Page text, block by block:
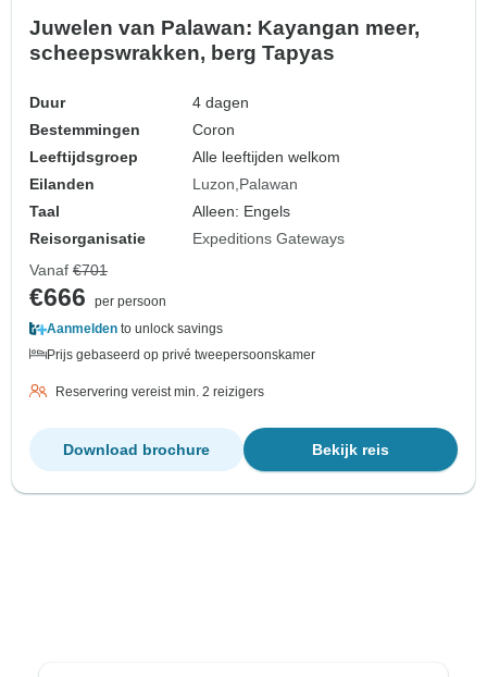
Juwelen van Palawan: Kayangan meer,
scheepswrakken, berg Tapyas
Duur
4 dagen
Bestemmingen
Coron
Leeftijdsgroep
Alle leeftijden welkom
Eilanden
Luzon Palawan
Taal
Alleen: Engels
Reisorganisatie
Expeditions Gateways
Vanaf €701
€666
per persoon
Aanmelden to unlock savings
Prijs gebaseerd op privé tweepersoonskamer
Reservering vereist min. 2 reizigers
Bekijk reis
Download brochure